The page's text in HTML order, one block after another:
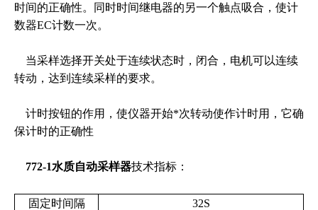
时间的正确性。同时时间继电器的另一个触点吸合，使计
数器EC计数一次。
当采样选择开关处于连续状态时，闭合，电机可以连续
转动，达到连续采样的要求。
计时按钮的作用，使仪器开始*次转动使作计时用，它确
保计时的正确性
772-1水质自动采样器技术指标：
固定时间隔
32S